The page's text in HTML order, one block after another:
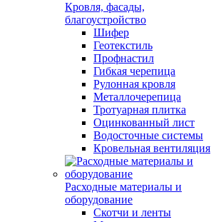
Кровля, фасады,
благоустройство
Шифер
Геотекстиль
Профнастил
Гибкая черепица
Рулонная кровля
Металлочерепица
Тротуарная плитка
Оцинкованный лист
Водосточные системы
Кровельная вентиляция
Расходные материалы и
оборудование
Скотчи и ленты